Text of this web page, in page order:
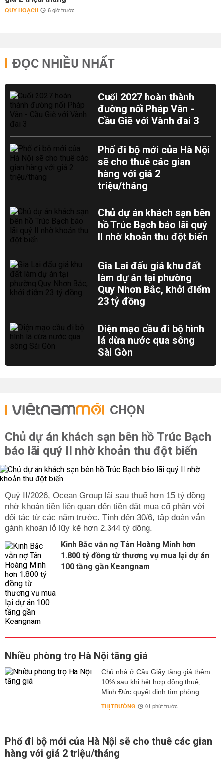
QUY HOẠCH 6 giờ trước
ĐỌC NHIỀU NHẤT
Cuối 2027 hoàn thành
đường nối Pháp Vân -
Cầu Giẽ với Vành đai 3
Phố đi bộ mới của Hà Nội
sẽ cho thuê các gian
hàng với giá 2
triệu/tháng
Chủ dự án khách sạn bên
hồ Trúc Bạch báo lãi quý
II nhờ khoản thu đột biến
Gia Lai đấu giá khu đất
làm dự án tại phường
Quy Nhơn Bắc, khởi điểm
23 tỷ đồng
Diện mạo cầu đi bộ hình
lá dừa nước qua sông
Sài Gòn
CHỌN
Chủ dự án khách sạn bên hồ Trúc Bạch
báo lãi quý II nhờ khoản thu đột biến
Quý II/2026, Ocean Group lãi sau thuế hơn 15 tỷ đồng
nhờ khoản tiền liên quan đến tiền đặt mua cổ phần với
đối tác từ các năm trước. Tính đến 30/6, tập đoàn vẫn
gánh khoản lỗ lũy kế hơn 2.344 tỷ đồng.
Kinh Bắc vẫn nợ Tân Hoàng Minh hơn
1.800 tỷ đồng từ thương vụ mua lại dự án
100 tầng gần Keangnam
Nhiều phòng trọ Hà Nội tăng giá
Chủ nhà ở Cầu Giấy tăng giá thêm
10% sau khi hết hợp đồng thuê,
Minh Đức quyết định tìm phòng...
THỊ TRƯỜNG 01 phút trước
Phố đi bộ mới của Hà Nội sẽ cho thuê các gian
hàng với giá 2 triệu/tháng